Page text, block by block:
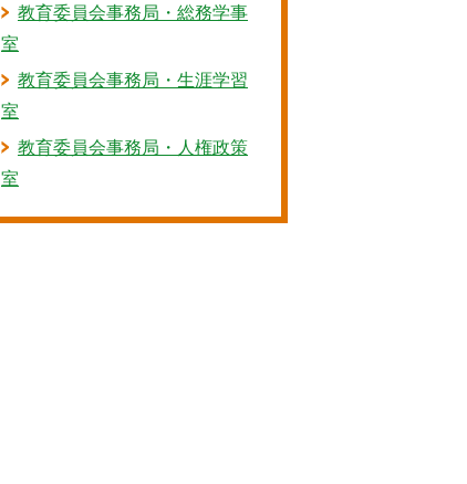
教育委員会事務局・総務学事
室
教育委員会事務局・生涯学習
室
教育委員会事務局・人権政策
室